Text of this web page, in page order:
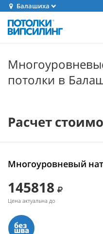
Балашиха
потолки в
Расчет
Многоуровневый
145818
Цена актуальна до